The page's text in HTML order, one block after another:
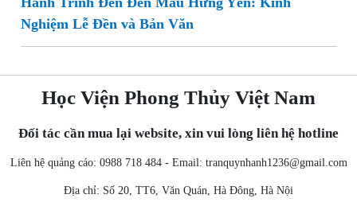
Nghiệm Lễ Đền và Bản Văn
Học Viện Phong Thủy Việt Nam
Đối tác cần mua lại website, xin vui lòng liên hệ hotline
Liên hệ quảng cáo: 0988 718 484 - Email: tranquynhanh1236@gmail.com
Địa chỉ: Số 20, TT6, Văn Quán, Hà Đông, Hà Nội